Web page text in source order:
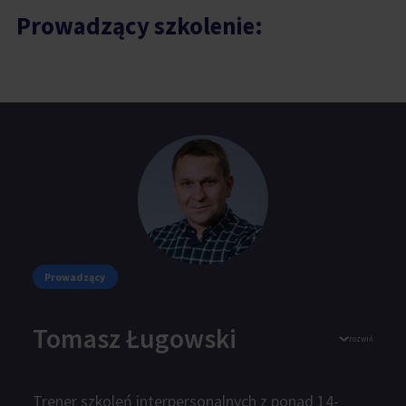
Prowadzący szkolenie:
Prowadzący
Tomasz Ługowski rozwiń
Trener szkoleń interpersonalnych z ponad 14-